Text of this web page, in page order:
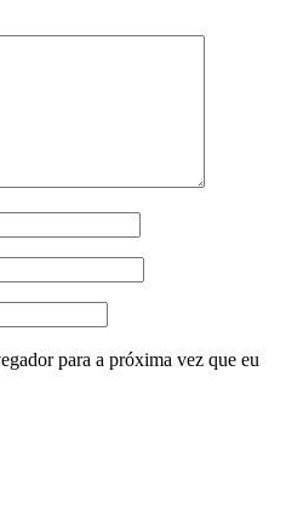
para a próxima vez que eu